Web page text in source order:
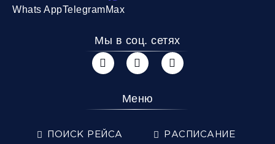
Whats AppTelegramMax
Мы в соц. сетях
Меню
ПОИСК РЕЙСА РАСПИСАНИЕ